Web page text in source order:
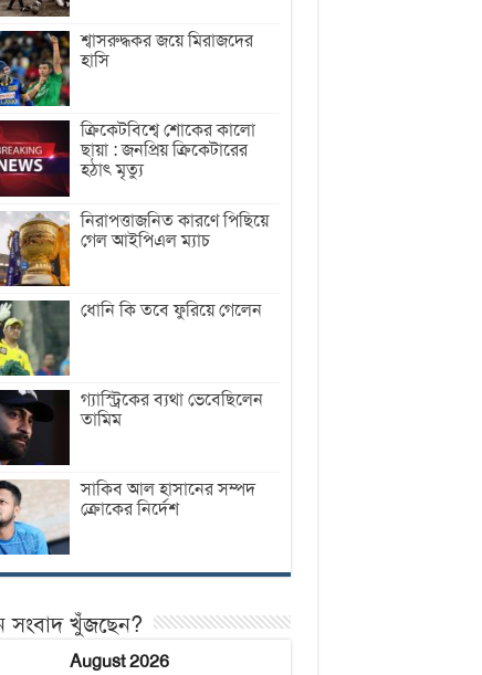
শ্বাসরুদ্ধকর জয়ে মিরাজদের
হাসি
ক্রিকেটবিশ্বে শোকের কালো
ছায়া : জনপ্রিয় ক্রিকেটারের
হঠাৎ মৃত্যু
নিরাপত্তাজনিত কারণে পিছিয়ে
গেল আইপিএল ম্যাচ
ধোনি কি তবে ফুরিয়ে গেলেন
গ্যাস্ট্রিকের ব্যথা ভেবেছিলেন
তামিম
সাকিব আল হাসানের সম্পদ
ক্রোকের নির্দেশ
সংবাদ খুঁজছেন?
August 2026